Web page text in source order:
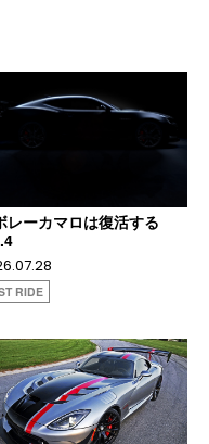
レーカマロは復活する
RIDE